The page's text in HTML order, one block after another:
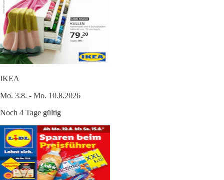
IKEA
Mo. 3.8. - Mo. 10.8.2026
Noch 4 Tage gültig